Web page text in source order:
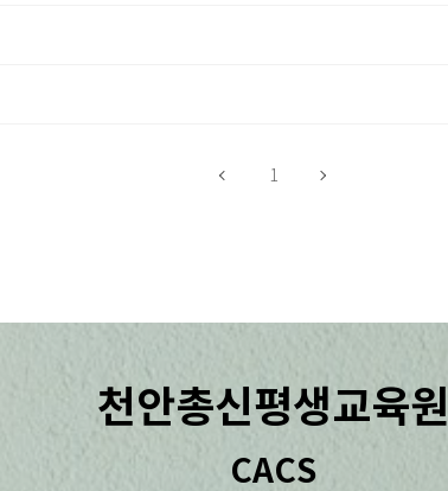
1
천안총신평생교육원
CACS